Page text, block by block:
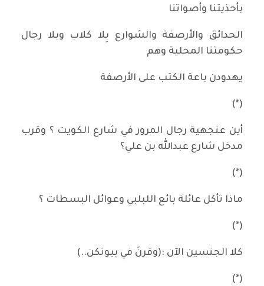
بأحذيتنا وأصواتنا
الحدائق والأرصفة والشوارع بِلا كلاب وبلا رجال
حكومتنا المحلية وهم
يهدودن باعة الكتب على الأرصفة
(*)
أين عنجهية رجال المرور في شارع الكويت ؟ وقرب
مدخل شارع عبدالله بن علي؟
(*)
ماذا تأكل عائلة بائع اللبلبي وعوائل البسطات ؟
(*)
كلا الجنسين الآن :(وقرنَ في بيوتكن..)
(*)